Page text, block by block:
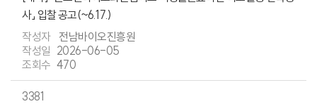
사」 입찰 공고(~6.17.)
전남바이오진흥원
2026-06-05
470
3381